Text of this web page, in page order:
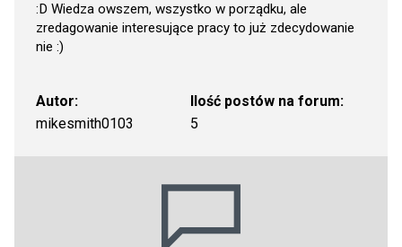
:D Wiedza owszem, wszystko w porządku, ale
zredagowanie interesujące pracy to już zdecydowanie
nie :)
Autor:
mikesmith0103
Ilość postów na forum:
5